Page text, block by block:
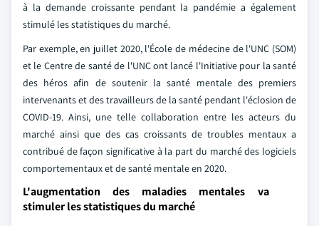
à la demande croissante pendant la pandémie a également
stimulé les statistiques du marché.
Par exemple, en juillet 2020, l'École de médecine de l'UNC (SOM)
et le Centre de santé de l'UNC ont lancé l'Initiative pour la santé
des héros afin de soutenir la santé mentale des premiers
intervenants et des travailleurs de la santé pendant l'éclosion de
COVID-19. Ainsi, une telle collaboration entre les acteurs du
marché ainsi que des cas croissants de troubles mentaux a
contribué de façon significative à la part du marché des logiciels
comportementaux et de santé mentale en 2020.
L'augmentation des maladies mentales va
stimuler les statistiques du marché